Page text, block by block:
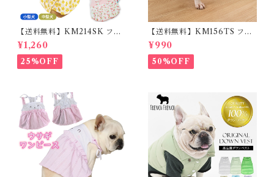
【送料無料】KM214SK フレ
ブル 女の子 スカート ワンピー
ス夏 フリル 犬服 ドックウェア
¥1,260
25%OFF
【送料無料】KM156TS フレ
ブル Tシャツ フレンチブルド
ック レモン柄 犬服 ドックウェ
ア
¥990
50%OFF